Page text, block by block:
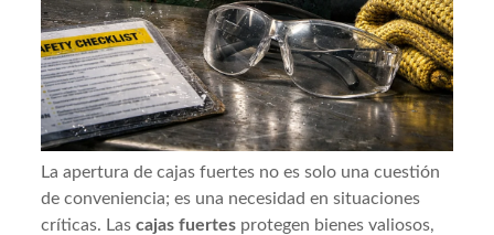
La apertura de cajas fuertes no es solo una cuestión
de conveniencia; es una necesidad en situaciones
críticas. Lascajas fuertes protegen bienes valiosos,